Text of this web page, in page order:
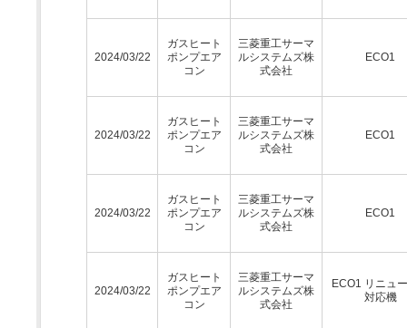
2024/03/22
ガスヒート
ポンプエア
コン
三菱重工サーマ
ルシステムズ株
式会社
ECO1
2024/03/22
ガスヒート
ポンプエア
コン
三菱重工サーマ
ルシステムズ株
式会社
ECO1
2024/03/22
ガスヒート
ポンプエア
コン
三菱重工サーマ
ルシステムズ株
式会社
ECO1
2024/03/22
ガスヒート
ポンプエア
コン
三菱重工サーマ
ルシステムズ株
式会社
ECO1 リニュ
対応機